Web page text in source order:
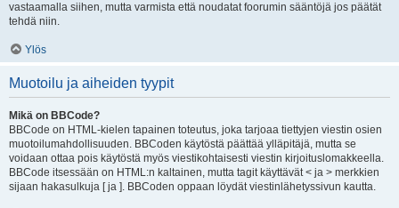
vastaamalla siihen, mutta varmista että noudatat foorumin sääntöjä jos päätät
tehdä niin.
Ylös
Muotoilu ja aiheiden tyypit
Mikä on BBCode?
BBCode on HTML-kielen tapainen toteutus, joka tarjoaa tiettyjen viestin osien
muotoilumahdollisuuden. BBCoden käytöstä päättää ylläpitäjä, mutta se
voidaan ottaa pois käytöstä myös viestikohtaisesti viestin kirjoituslomakkeella.
BBCode itsessään on HTML:n kaltainen, mutta tagit käyttävät < ja > merkkien
sijaan hakasulkuja [ ja ]. BBCoden oppaan löydät viestinlähetyssivun kautta.